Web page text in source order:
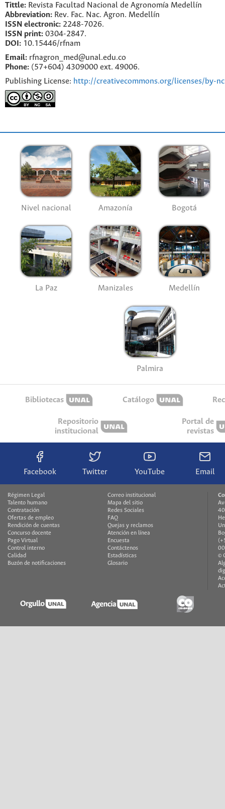
Tittle: Revista Facultad Nacional de Agronomía Medellín
Abbreviation: Rev. Fac. Nac. Agron. Medellín
ISSN electronic: 2248-7026.
ISSN print: 0304-2847.
DOI: 10.15446/rfnam
Email: rfnagron_med@unal.edu.co
Phone: (57+604) 4309000 ext. 49006.
Publishing License: http://creativecommons.org/licenses/by-
Nivel nacional Amazonía Bogotá
La Paz Manizales Medellín
Palmira
Bibliotecas Catálogo
Repositorio
institucional
Portal de
revistas
Facebook Twitter YouTube Email
Régimen Legal
Talento humano
Contratación
Ofertas de empleo
Rendición de cuentas
Concurso docente
Pago Virtual
Control interno
Calidad
Buzón de notificaciones
Correo institucional
Mapa del sitio
Redes Sociales
FAQ
Quejas y reclamos
Atención en línea
Encuesta
Contáctenos
Estadísticas
Glosario
©